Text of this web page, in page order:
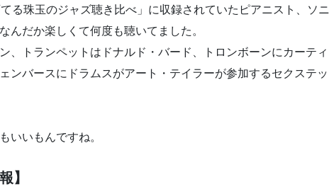
る珠玉のジャズ聴き比べ」に収録されていたピアニスト、ソニ
んだか楽しくて何度も聴いてました。
、トランペットはドナルド・バード、トロンボーンにカーティ
ンバースにドラムスがアート・テイラーが参加するセクステッ
いいもんですね。
】